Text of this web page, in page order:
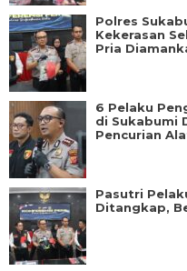
Polres
Kekerasan
Pria
6 Pelaku
di Sukabumi
Pencurian
Pasutri
Ditangkap,